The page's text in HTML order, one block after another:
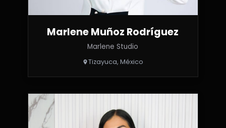
Marlene Muñoz Rodríguez
Marlene Studio
Tizayuca, México